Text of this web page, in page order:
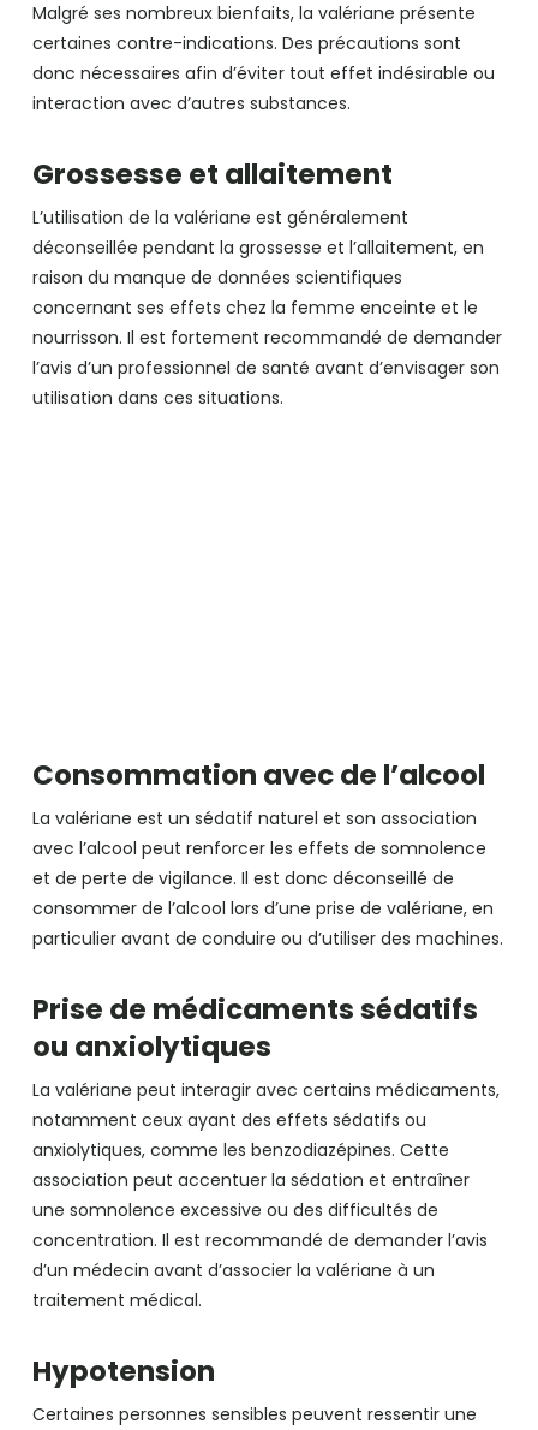
Malgré ses nombreux bienfaits, la valériane présente
certaines contre-indications. Des précautions sont
donc nécessaires afin d’éviter tout effet indésirable ou
interaction avec d’autres substances.
Grossesse et allaitement
L’utilisation de la valériane est généralement
déconseillée pendant la grossesse et l’allaitement, en
raison du manque de données scientifiques
concernant ses effets chez la femme enceinte et le
nourrisson. Il est fortement recommandé de demander
l’avis d’un professionnel de santé avant d’envisager son
utilisation dans ces situations.
Consommation avec de l’alcool
La valériane est un sédatif naturel et son association
avec l’alcool peut renforcer les effets de somnolence
et de perte de vigilance. Il est donc déconseillé de
consommer de l’alcool lors d’une prise de valériane, en
particulier avant de conduire ou d’utiliser des machines.
Prise de médicaments sédatifs
ou anxiolytiques
La valériane peut interagir avec certains médicaments,
notamment ceux ayant des effets sédatifs ou
anxiolytiques, comme les benzodiazépines. Cette
association peut accentuer la sédation et entraîner
une somnolence excessive ou des difficultés de
concentration. Il est recommandé de demander l’avis
d’un médecin avant d’associer la valériane à un
traitement médical.
Hypotension
Certaines personnes sensibles peuvent ressentir une